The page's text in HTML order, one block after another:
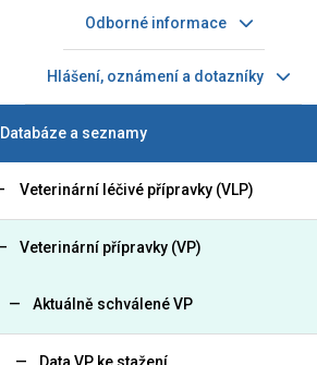
Odborné informace
Hlášení, oznámení a dotazníky
Databáze a seznamy
Veterinární léčivé přípravky (VLP)
Veterinární přípravky (VP)
Aktuálně schválené VP